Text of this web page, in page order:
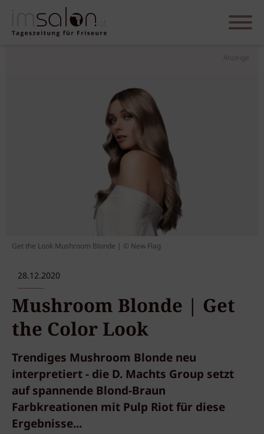
Anzeige
Get the Look Mushroom Blonde | © New Flag
28.12.2020
Mushroom Blonde | Get
the Color Look
Trendiges Mushroom Blonde neu
interpretiert - die D. Machts Group setzt
auf spannende Blond-Braun
Farbkreationen mit Pulp Riot für diese
Ergebnisse...